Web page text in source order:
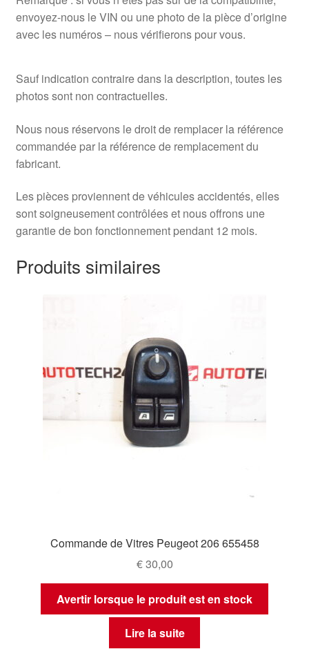
envoyez-nous le VIN ou une photo de la pièce d’origine
avec les numéros – nous vérifierons pour vous.
Sauf indication contraire dans la description, toutes les
photos sont non contractuelles.
Nous nous réservons le droit de remplacer la référence
commandée par la référence de remplacement du
fabricant.
Les pièces proviennent de véhicules accidentés, elles
sont soigneusement contrôlées et nous offrons une
garantie de bon fonctionnement pendant 12 mois.
Produits similaires
Commande de Vitres Peugeot 206 655458
€30,00
Avertir lorsque le produit est en stock
Lire la suite